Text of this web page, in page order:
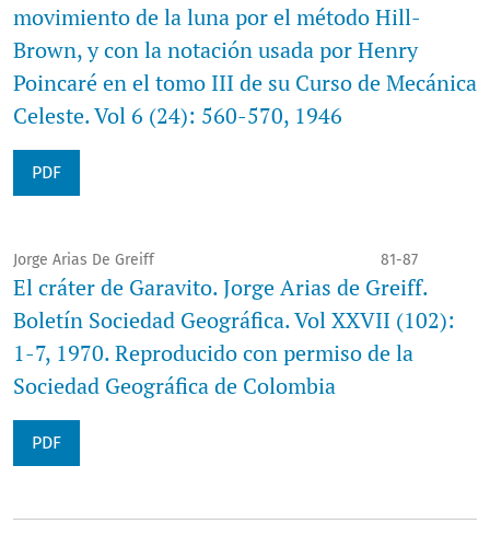
movimiento de la luna por el método Hill-
Brown, y con la notación usada por Henry
Poincaré en el tomo III de su Curso de Mecánica
Celeste. Vol 6 (24): 560-570, 1946
PDF
Jorge Arias De Greiff 81-87
El cráter de Garavito. Jorge Arias de Greiff.
Boletín Sociedad Geográfica. Vol XXVII (102):
1-7, 1970. Reproducido con permiso de la
Sociedad Geográfica de Colombia
PDF